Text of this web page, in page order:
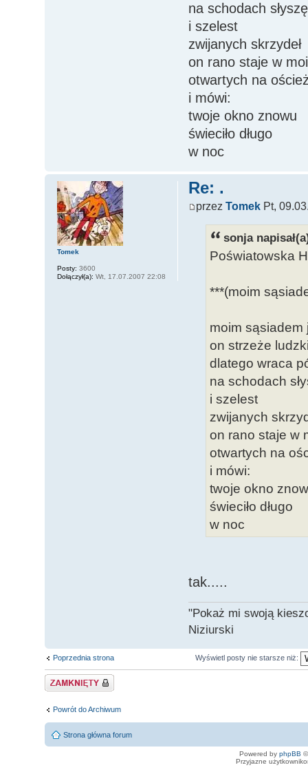
na schodach
i szelest
zwijanych skrzydeł
on rano staje w
otwartych na
i mówi:
twoje okno znowu
świeciło długo
w noc
Re: .
przezTomek Pt,
sonja
Poświatowska
***(moim
moim sąsiadem
on strzeże
dlatego wraca
na schodach
i szelest
zwijanych
on rano staje w
otwartych na
i mówi:
twoje okno
świeciło długo
w noc
tak.....
"Pokaż mi swoją
Niziurski
Tomek
Posty: 3600
Dołączył(a): Wt, 17.07.2007 22:08
Poprzednia strona Wyświetl posty nie starsze niż:
Zamknięty
Powrót do Archiwum
Strona główna forum
Powered by phpBB
Przyjazne